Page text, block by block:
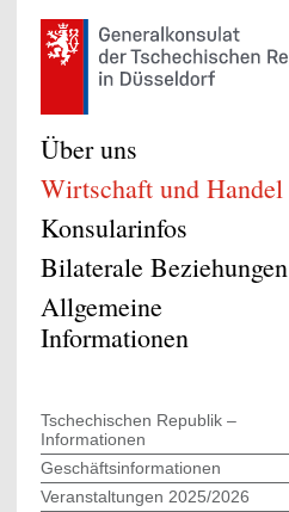
Über uns
Wirtschaft und Handel
Konsularinfos
Bilaterale Beziehungen
Allgemeine
Informationen
Tschechischen Republik –
Informationen
Geschäftsinformationen
Veranstaltungen 2025/2026